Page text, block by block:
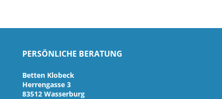
PERSÖNLICHE BERATUNG
Betten Klobeck
Herrengasse 3
83512 Wasserburg